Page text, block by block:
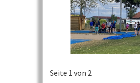
Seite 1 von 2